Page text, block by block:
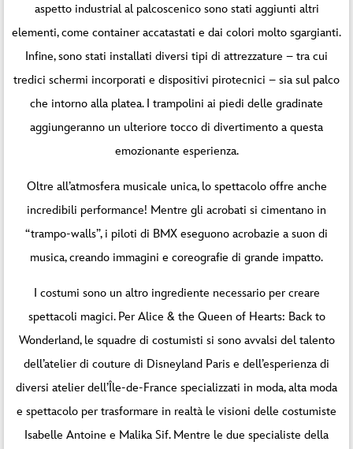
aspetto industrial al palcoscenico sono stati aggiunti altri
elementi, come container accatastati e dai colori molto sgargianti.
Infine, sono stati installati diversi tipi di attrezzature – tra cui
tredici schermi incorporati e dispositivi pirotecnici – sia sul palco
che intorno alla platea. I trampolini ai piedi delle gradinate
aggiungeranno un ulteriore tocco di divertimento a questa
emozionante esperienza.
Oltre all’atmosfera musicale unica, lo spettacolo offre anche
incredibili performance! Mentre gli acrobati si cimentano in
“trampo-walls”, i piloti di BMX eseguono acrobazie a suon di
musica, creando immagini e coreografie di grande impatto.
I costumi sono un altro ingrediente necessario per creare
spettacoli magici. Per Alice & the Queen of Hearts: Back to
Wonderland, le squadre di costumisti si sono avvalsi del talento
dell’atelier di couture di Disneyland Paris e dell’esperienza di
diversi atelier dell’Île-de-France specializzati in moda, alta moda
e spettacolo per trasformare in realtà le visioni delle costumiste
Isabelle Antoine e Malika Sif. Mentre le due specialiste della